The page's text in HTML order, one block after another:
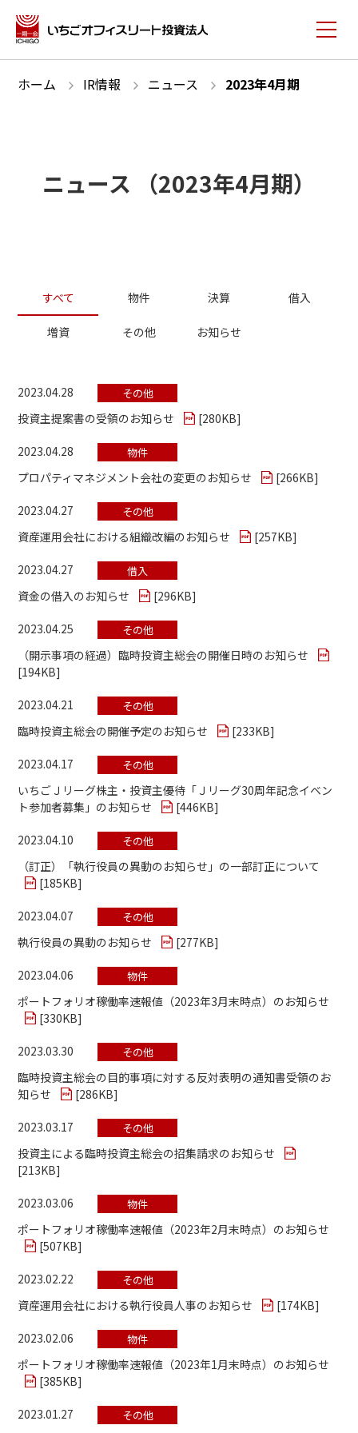
ホーム IR情報 ニュース 2023年4月期
ニュース （2023年4月期）
すべて 物件 決算 借入
増資 その他 お知らせ
2023.04.28 その他
投資主提案書の受領のお知らせ [280KB]
2023.04.28 物件
プロパティマネジメント会社の変更のお知らせ [266KB]
2023.04.27 その他
資産運用会社における組織改編のお知らせ [257KB]
2023.04.27 借入
資金の借入のお知らせ [296KB]
2023.04.25 その他
（開示事項の経過）臨時投資主総会の開催日時のお知らせ
[194KB]
2023.04.21 その他
臨時投資主総会の開催予定のお知らせ [233KB]
2023.04.17 その他
いちごＪリーグ株主・投資主優待「Ｊリーグ30周年記念イベン
ト参加者募集」のお知らせ
[446KB]
2023.04.10 その他
（訂正）「執行役員の異動のお知らせ」の一部訂正について
[185KB]
2023.04.07 その他
執行役員の異動のお知らせ [277KB]
2023.04.06 物件
ポートフォリオ稼働率速報値（2023年3月末時点）のお知らせ
[330KB]
2023.03.30 その他
臨時投資主総会の目的事項に対する反対表明の通知書受領のお
知らせ
[286KB]
2023.03.17 その他
投資主による臨時投資主総会の招集請求のお知らせ
[213KB]
2023.03.06 物件
ポートフォリオ稼働率速報値（2023年2月末時点）のお知らせ
[507KB]
2023.02.22 その他
資産運用会社における執行役員人事のお知らせ [174KB]
2023.02.06 物件
ポートフォリオ稼働率速報値（2023年1月末時点）のお知らせ
[385KB]
2023.01.27 その他